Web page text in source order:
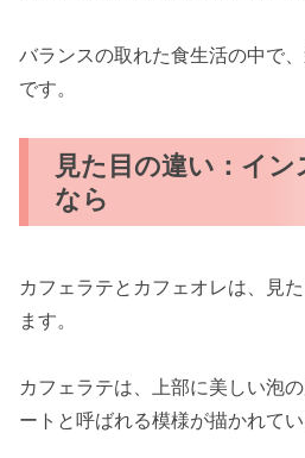
バランスの取れた食生活の中で
です。
見た目の違い：イン
なら
カフェラテとカフェオレは、見
ます。
カフェラテは、上部に美しい泡
ートと呼ばれる模様が描かれてい